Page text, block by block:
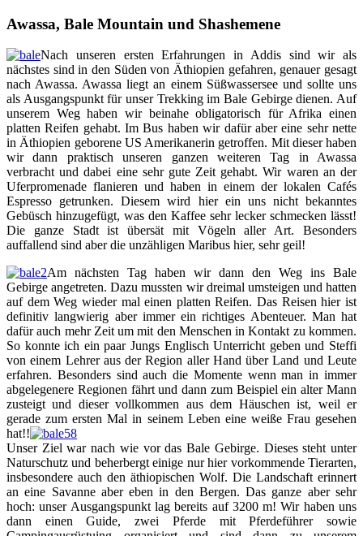
Awassa, Bale Mountain und Shashemene
Nach unseren ersten Erfahrungen in Addis sind wir als
nächstes sind in den Süden von Äthiopien gefahren, genauer gesagt
nach Awassa. Awassa liegt an einem Süßwassersee und sollte uns
als Ausgangspunkt für unser Trekking im Bale Gebirge dienen. Auf
unserem Weg haben wir beinahe obligatorisch für Afrika einen
platten Reifen gehabt. Im Bus haben wir dafür aber eine sehr nette
in Äthiopien geborene US Amerikanerin getroffen. Mit dieser haben
wir dann praktisch unseren ganzen weiteren Tag in Awassa
verbracht und dabei eine sehr gute Zeit gehabt. Wir waren an der
Uferpromenade flanieren und haben in einem der lokalen Cafés
Espresso getrunken. Diesem wird hier ein uns nicht bekanntes
Gebüsch hinzugefügt, was den Kaffee sehr lecker schmecken lässt!
Die ganze Stadt ist übersät mit Vögeln aller Art. Besonders
auffallend sind aber die unzähligen Maribus hier, sehr geil!
Am nächsten Tag haben wir dann den Weg ins Bale
Gebirge angetreten. Dazu mussten wir dreimal umsteigen und hatten
auf dem Weg wieder mal einen platten Reifen. Das Reisen hier ist
definitiv langwierig aber immer ein richtiges Abenteuer. Man hat
dafür auch mehr Zeit um mit den Menschen in Kontakt zu kommen.
So konnte ich ein paar Jungs Englisch Unterricht geben und Steffi
von einem Lehrer aus der Region aller Hand über Land und Leute
erfahren. Besonders sind auch die Momente wenn man in immer
abgelegenere Regionen fährt und dann zum Beispiel ein alter Mann
zusteigt und dieser vollkommen aus dem Häuschen ist, weil er
gerade zum ersten Mal in seinem Leben eine weiße Frau gesehen
hat!!
Unser Ziel war nach wie vor das Bale Gebirge. Dieses steht unter
Naturschutz und beherbergt einige nur hier vorkommende Tierarten,
insbesondere auch den äthiopischen Wolf. Die Landschaft erinnert
an eine Savanne aber eben in den Bergen. Das ganze aber sehr
hoch: unser Ausgangspunkt lag bereits auf 3200 m! Wir haben uns
dann einen Guide, zwei Pferde mit Pferdeführer sowie